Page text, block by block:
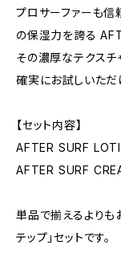
プロサーファーも信
の保湿力を誇る
その濃厚なテクスチ
確実にお試しいただ
【セット内容】
AFTER SURF
AFTER SURF
単品で揃えるよりも
テップ」セットです。